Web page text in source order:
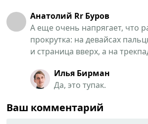
Анатолий Rr Буров
А еще очень напрягает, что
прокрутка: на девайсах
и страница вверх, а на
Илья Бирман
Да, это тупак.
Ваш комментарий